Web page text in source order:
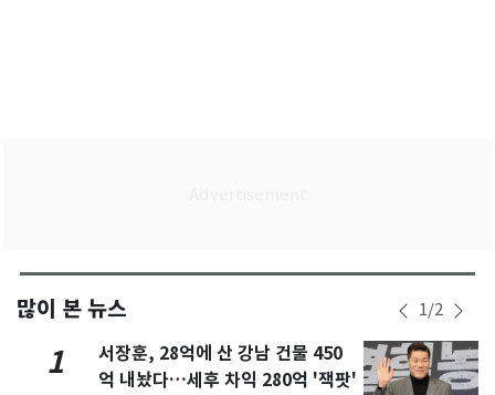
많이 본 뉴스 1/2
1
서장훈, 28억에 산 강남 건물 450
억 내놨다…세후 차익 280억 '잭팟'